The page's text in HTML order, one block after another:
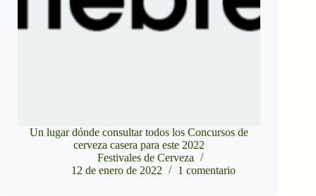
Un lugar dónde consultar todos los Concursos de
cerveza casera para este 2022
Festivales de Cerveza
12 de enero de 2022
1 comentario